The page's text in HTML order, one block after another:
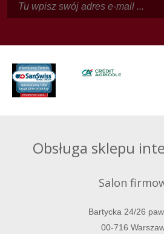
Obsługa sklepu
Salon
Bartycka 24/26
00-716